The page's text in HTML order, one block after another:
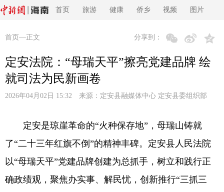
首页 旅游 健康 侨乡 视频 图片
首页 —正文 分享到：
定安法院：“母瑞天平”擦亮党建品牌 绘
就司法为民新画卷
2026年04月02日 15:32 来源： 定安县融媒体中心 定安县委组织部
定安是琼崖革命的“火种保存地”，母瑞山铸就
了“二十三年红旗不倒”的精神丰碑。定安县人民法院
以“母瑞天平”党建品牌创建为总抓手，树立和践行正
确政绩观，聚焦办实事、解民忧，创新推行“三抓三